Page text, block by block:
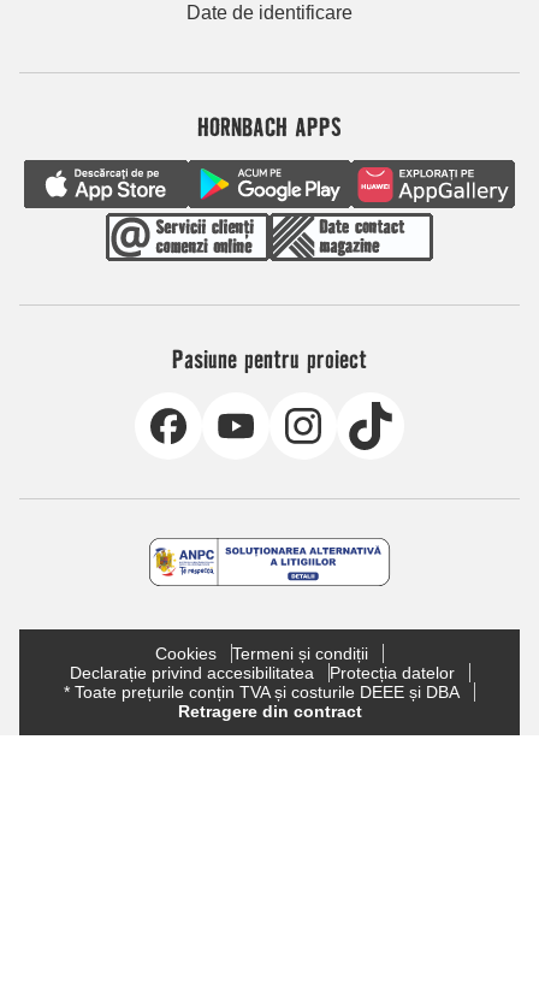
Date de identificare
HORNBACH APPS
Pasiune pentru proiect
Cookies
Termeni și condiții
Declarație privind accesibilitatea
Protecția datelor
* Toate prețurile conțin TVA și costurile DEEE și DBA
Retragere din contract